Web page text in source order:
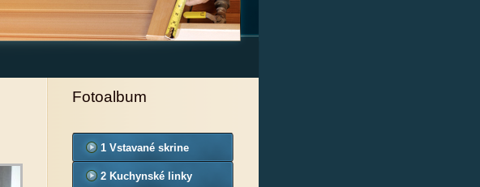
Fotoalbum
1 Vstavané skrine
2 Kuchynské linky